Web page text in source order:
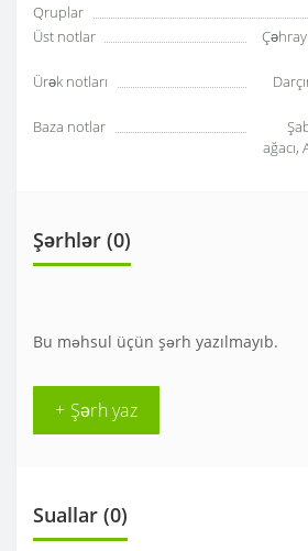
Qruplar
Üst notlar
Ürək notları
Baza notlar
ağacı,
Şərhlər (0)
Bu məhsul üçün şərh yazılmayıb.
+ Şərh yaz
Suallar (0)